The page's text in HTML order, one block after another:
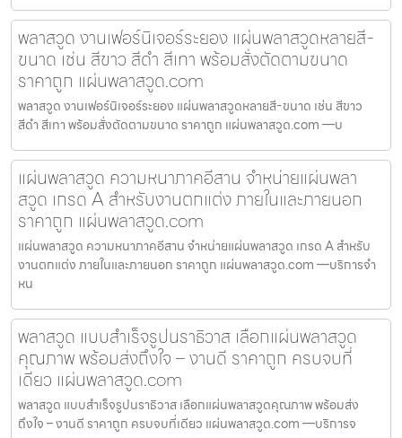
พลาสวูด งานเฟอร์นิเจอร์ระยอง แผ่นพลาสวูดหลายสี-
ขนาด เช่น สีขาว สีดำ สีเทา พร้อมสั่งตัดตามขนาด
ราคาถูก แผ่นพลาสวูด.com
พลาสวูด งานเฟอร์นิเจอร์ระยอง แผ่นพลาสวูดหลายสี-ขนาด เช่น สีขาว
สีดำ สีเทา พร้อมสั่งตัดตามขนาด ราคาถูก แผ่นพลาสวูด.com —บ
แผ่นพลาสวูด ความหนาภาคอีสาน จำหน่ายแผ่นพลา
สวูด เกรด A สำหรับงานตกแต่ง ภายในและภายนอก
ราคาถูก แผ่นพลาสวูด.com
แผ่นพลาสวูด ความหนาภาคอีสาน จำหน่ายแผ่นพลาสวูด เกรด A สำหรับ
งานตกแต่ง ภายในและภายนอก ราคาถูก แผ่นพลาสวูด.com —บริการจำ
หน
พลาสวูด แบบสำเร็จรูปนราธิวาส เลือกแผ่นพลาสวูด
คุณภาพ พร้อมส่งถึงใจ – งานดี ราคาถูก ครบจบที่
เดียว แผ่นพลาสวูด.com
พลาสวูด แบบสำเร็จรูปนราธิวาส เลือกแผ่นพลาสวูดคุณภาพ พร้อมส่ง
ถึงใจ – งานดี ราคาถูก ครบจบที่เดียว แผ่นพลาสวูด.com —บริการจ